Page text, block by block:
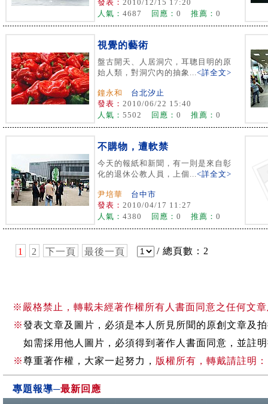
發表：2010/12/15 17:20
人氣：4687 回應：0 推薦：0
視覺的藝術
盤古開天、人居洞穴，耳聰目明的原
始人類，對洞穴內的抽象...<詳全文>
鐘永和
台北汐止
發表：2010/06/22 15:40
人氣：5502 回應：0 推薦：0
不購物，遭軟禁
今天的報紙和新聞，有一則是來自彰
化的退休公教人員，上個...<詳全文>
尹培華
台中市
發表：2010/04/17 11:27
人氣：4380 回應：0 推薦：0
1 2 下一頁 最後一頁 / 總頁數：2
※嚴格禁止，轉載未經著作權所有人書面同意之任何文
※發表文章及圖片，必須是本人所見所聞的原創文章及
如需採用他人圖片，必須得到著作人書面同意，並註明
※尊重著作權，大家一起努力， 版權所有，轉戴請註明
專題報導─最新回應